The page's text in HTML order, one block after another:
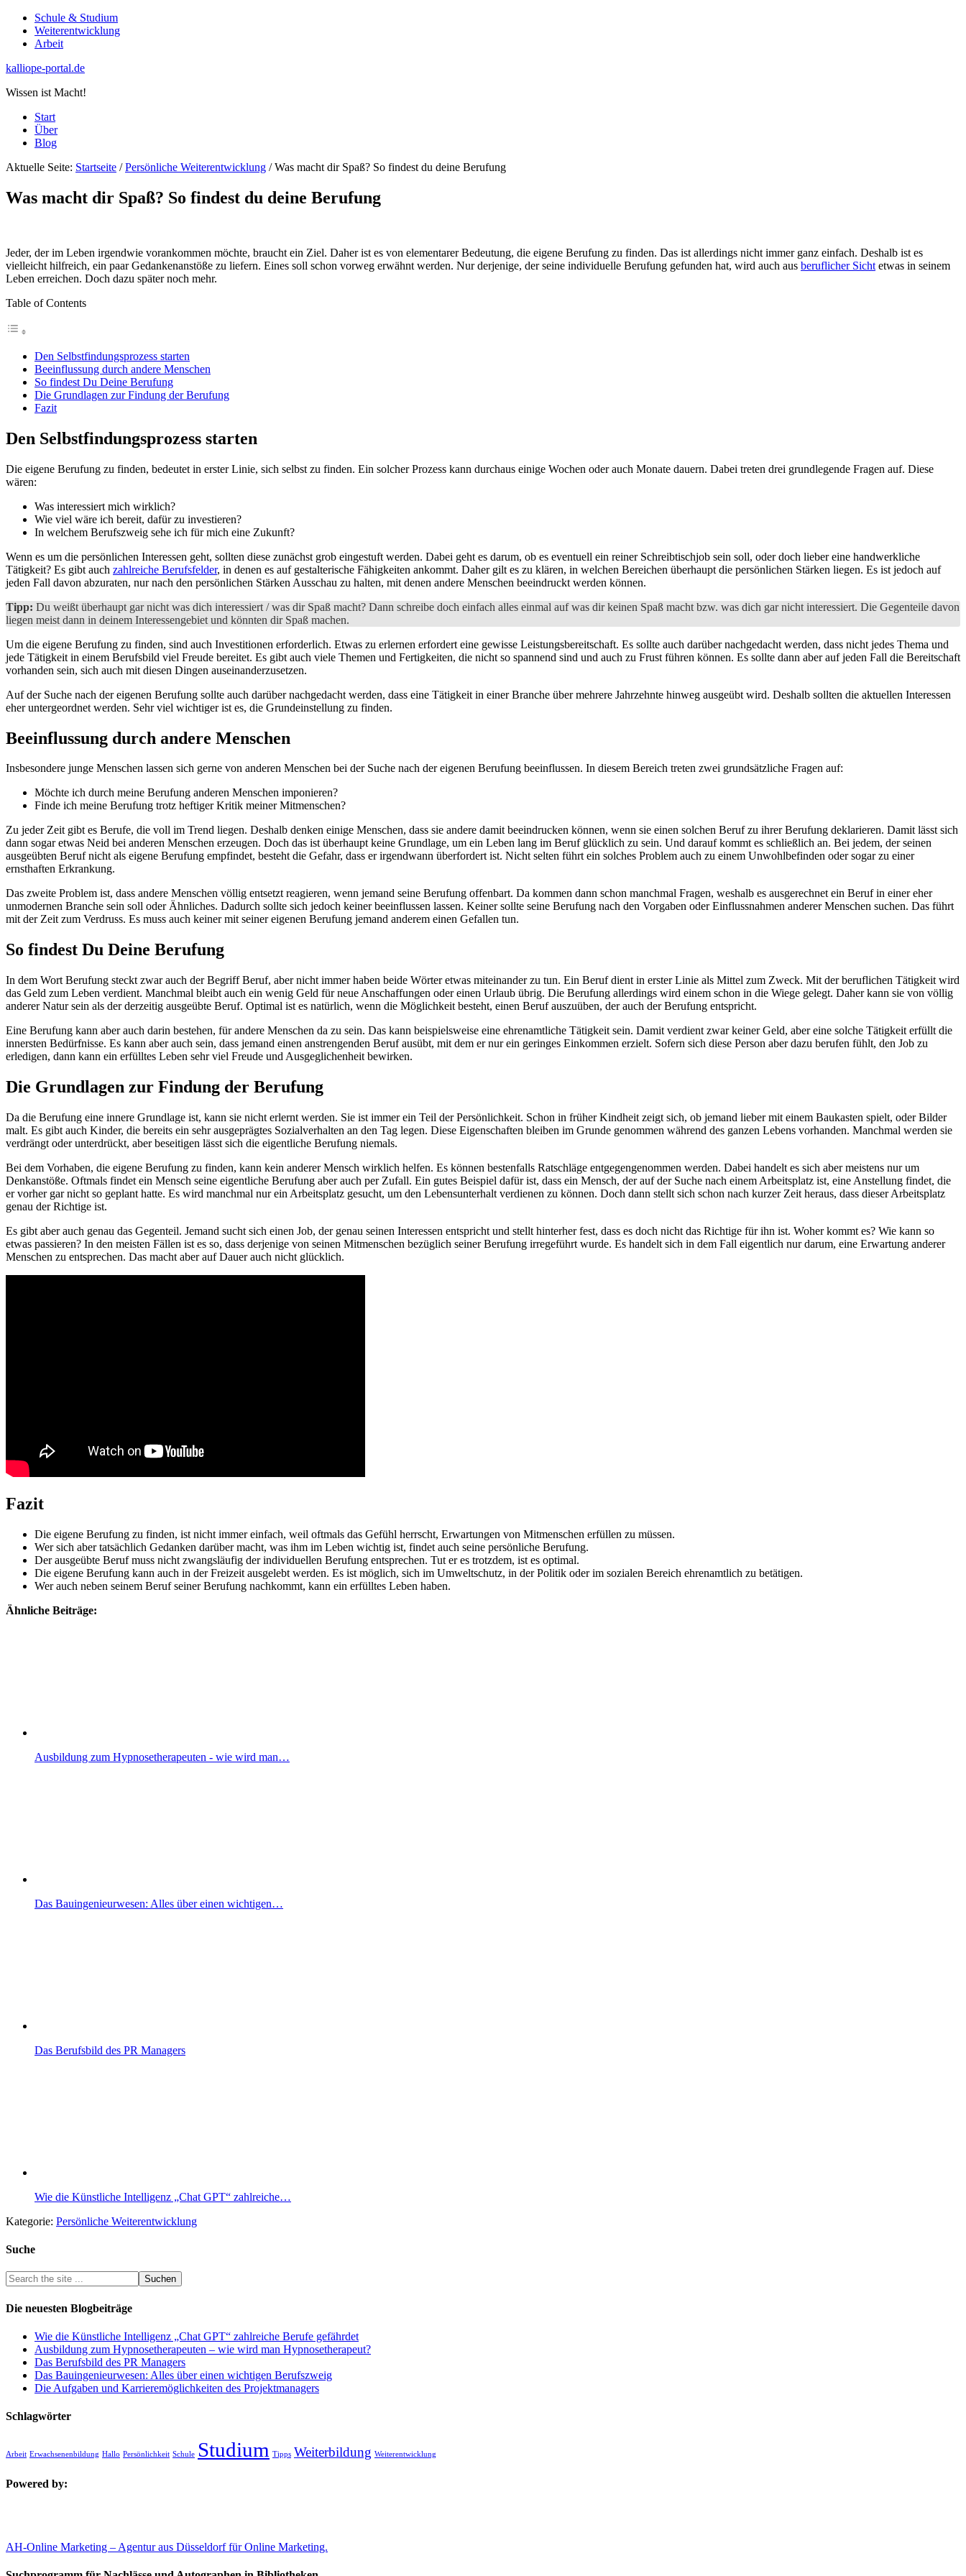
Schule & Studium
Weiterentwicklung
Arbeit
kalliope-portal.de
Wissen ist Macht!
Start
Über
Blog
Aktuelle Seite: Startseite / Persönliche Weiterentwicklung /Was macht dir Spaß? So findest du deine Berufung
Was macht dir Spaß? So findest du deine Berufung
Jeder, der im Leben irgendwie vorankommen möchte, braucht ein Ziel. Daher ist es von elementarer Bedeutung, die eigene Berufung zu finden. Das ist allerdings nicht immer ganz einfach. Deshalb ist es
vielleicht hilfreich, ein paar Gedankenanstöße zu liefern. Eines soll schon vorweg erwähnt werden. Nur derjenige, der seine individuelle Berufung gefunden hat, wird auch aus beruflicher Sicht etwas in seinem
Leben erreichen. Doch dazu später noch mehr.
Table of Contents
Den Selbstfindungsprozess starten
Beeinflussung durch andere Menschen
So findest Du Deine Berufung
Die Grundlagen zur Findung der Berufung
Fazit
Den Selbstfindungsprozess starten
Die eigene Berufung zu finden, bedeutet in erster Linie, sich selbst zu finden. Ein solcher Prozess kann durchaus einige Wochen oder auch Monate dauern. Dabei treten drei grundlegende Fragen auf. Diese
wären:
Was interessiert mich wirklich?
Wie viel wäre ich bereit, dafür zu investieren?
In welchem Berufszweig sehe ich für mich eine Zukunft?
Wenn es um die persönlichen Interessen geht, sollten diese zunächst grob eingestuft werden. Dabei geht es darum, ob es eventuell ein reiner Schreibtischjob sein soll, oder doch lieber eine handwerkliche
Tätigkeit? Es gibt auch zahlreiche Berufsfelder, in denen es auf gestalterische Fähigkeiten ankommt. Daher gilt es zu klären, in welchen Bereichen überhaupt die persönlichen Stärken liegen. Es ist jedoch auf
jeden Fall davon abzuraten, nur nach den persönlichen Stärken Ausschau zu halten, mit denen andere Menschen beeindruckt werden können.
Tipp: Du weißt überhaupt gar nicht was dich interessiert / was dir Spaß macht? Dann schreibe doch einfach alles einmal auf was dir keinen Spaß macht bzw. was dich gar nicht interessiert. Die Gegenteile davon
liegen meist dann in deinem Interessengebiet und könnten dir Spaß machen.
Um die eigene Berufung zu finden, sind auch Investitionen erforderlich. Etwas zu erlernen erfordert eine gewisse Leistungsbereitschaft. Es sollte auch darüber nachgedacht werden, dass nicht jedes Thema und
jede Tätigkeit in einem Berufsbild viel Freude bereitet. Es gibt auch viele Themen und Fertigkeiten, die nicht so spannend sind und auch zu Frust führen können. Es sollte dann aber auf jeden Fall die Bereitschaft
vorhanden sein, sich auch mit diesen Dingen auseinanderzusetzen.
Auf der Suche nach der eigenen Berufung sollte auch darüber nachgedacht werden, dass eine Tätigkeit in einer Branche über mehrere Jahrzehnte hinweg ausgeübt wird. Deshalb sollten die aktuellen Interessen
eher untergeordnet werden. Sehr viel wichtiger ist es, die Grundeinstellung zu finden.
Beeinflussung durch andere Menschen
Insbesondere junge Menschen lassen sich gerne von anderen Menschen bei der Suche nach der eigenen Berufung beeinflussen. In diesem Bereich treten zwei grundsätzliche Fragen auf:
Möchte ich durch meine Berufung anderen Menschen imponieren?
Finde ich meine Berufung trotz heftiger Kritik meiner Mitmenschen?
Zu jeder Zeit gibt es Berufe, die voll im Trend liegen. Deshalb denken einige Menschen, dass sie andere damit beeindrucken können, wenn sie einen solchen Beruf zu ihrer Berufung deklarieren. Damit lässt sich
dann sogar etwas Neid bei anderen Menschen erzeugen. Doch das ist überhaupt keine Grundlage, um ein Leben lang im Beruf glücklich zu sein. Und darauf kommt es schließlich an. Bei jedem, der seinen
ausgeübten Beruf nicht als eigene Berufung empfindet, besteht die Gefahr, dass er irgendwann überfordert ist. Nicht selten führt ein solches Problem auch zu einem Unwohlbefinden oder sogar zu einer
ernsthaften Erkrankung.
Das zweite Problem ist, dass andere Menschen völlig entsetzt reagieren, wenn jemand seine Berufung offenbart. Da kommen dann schon manchmal Fragen, weshalb es ausgerechnet ein Beruf in einer eher
unmodernen Branche sein soll oder Ähnliches. Dadurch sollte sich jedoch keiner beeinflussen lassen. Keiner sollte seine Berufung nach den Vorgaben oder Einflussnahmen anderer Menschen suchen. Das führt
mit der Zeit zum Verdruss. Es muss auch keiner mit seiner eigenen Berufung jemand anderem einen Gefallen tun.
So findest Du Deine Berufung
In dem Wort Berufung steckt zwar auch der Begriff Beruf, aber nicht immer haben beide Wörter etwas miteinander zu tun. Ein Beruf dient in erster Linie als Mittel zum Zweck. Mit der beruflichen Tätigkeit wird
das Geld zum Leben verdient. Manchmal bleibt auch ein wenig Geld für neue Anschaffungen oder einen Urlaub übrig. Die Berufung allerdings wird einem schon in die Wiege gelegt. Daher kann sie von völlig
anderer Natur sein als der derzeitig ausgeübte Beruf. Optimal ist es natürlich, wenn die Möglichkeit besteht, einen Beruf auszuüben, der auch der Berufung entspricht.
Eine Berufung kann aber auch darin bestehen, für andere Menschen da zu sein. Das kann beispielsweise eine ehrenamtliche Tätigkeit sein. Damit verdient zwar keiner Geld, aber eine solche Tätigkeit erfüllt die
innersten Bedürfnisse. Es kann aber auch sein, dass jemand einen anstrengenden Beruf ausübt, mit dem er nur ein geringes Einkommen erzielt. Sofern sich diese Person aber dazu berufen fühlt, den Job zu
erledigen, dann kann ein erfülltes Leben sehr viel Freude und Ausgeglichenheit bewirken.
Die Grundlagen zur Findung der Berufung
Da die Berufung eine innere Grundlage ist, kann sie nicht erlernt werden. Sie ist immer ein Teil der Persönlichkeit. Schon in früher Kindheit zeigt sich, ob jemand lieber mit einem Baukasten spielt, oder Bilder
malt. Es gibt auch Kinder, die bereits ein sehr ausgeprägtes Sozialverhalten an den Tag legen. Diese Eigenschaften bleiben im Grunde genommen während des ganzen Lebens vorhanden. Manchmal werden sie
verdrängt oder unterdrückt, aber beseitigen lässt sich die eigentliche Berufung niemals.
Bei dem Vorhaben, die eigene Berufung zu finden, kann kein anderer Mensch wirklich helfen. Es können bestenfalls Ratschläge entgegengenommen werden. Dabei handelt es sich aber meistens nur um
Denkanstöße. Oftmals findet ein Mensch seine eigentliche Berufung aber auch per Zufall. Ein gutes Beispiel dafür ist, dass ein Mensch, der auf der Suche nach einem Arbeitsplatz ist, eine Anstellung findet, die
er vorher gar nicht so geplant hatte. Es wird manchmal nur ein Arbeitsplatz gesucht, um den Lebensunterhalt verdienen zu können. Doch dann stellt sich schon nach kurzer Zeit heraus, dass dieser Arbeitsplatz
genau der Richtige ist.
Es gibt aber auch genau das Gegenteil. Jemand sucht sich einen Job, der genau seinen Interessen entspricht und stellt hinterher fest, dass es doch nicht das Richtige für ihn ist. Woher kommt es? Wie kann so
etwas passieren? In den meisten Fällen ist es so, dass derjenige von seinen Mitmenschen bezüglich seiner Berufung irregeführt wurde. Es handelt sich in dem Fall eigentlich nur darum, eine Erwartung anderer
Menschen zu entsprechen. Das macht aber auf Dauer auch nicht glücklich.
Fazit
Die eigene Berufung zu finden, ist nicht immer einfach, weil oftmals das Gefühl herrscht, Erwartungen von Mitmenschen erfüllen zu müssen.
Wer sich aber tatsächlich Gedanken darüber macht, was ihm im Leben wichtig ist, findet auch seine persönliche Berufung.
Der ausgeübte Beruf muss nicht zwangsläufig der individuellen Berufung entsprechen. Tut er es trotzdem, ist es optimal.
Die eigene Berufung kann auch in der Freizeit ausgelebt werden. Es ist möglich, sich im Umweltschutz, in der Politik oder im sozialen Bereich ehrenamtlich zu betätigen.
Wer auch neben seinem Beruf seiner Berufung nachkommt, kann ein erfülltes Leben haben.
Ähnliche Beiträge:
Ausbildung zum Hypnosetherapeuten - wie wird man…
Das Bauingenieurwesen: Alles über einen wichtigen…
Das Berufsbild des PR Managers
Wie die Künstliche Intelligenz „Chat GPT“ zahlreiche…
Kategorie: Persönliche Weiterentwicklung
Suche
Die neuesten Blogbeiträge
Wie die Künstliche Intelligenz „Chat GPT“ zahlreiche Berufe gefährdet
Ausbildung zum Hypnosetherapeuten – wie wird man Hypnosetherapeut?
Das Berufsbild des PR Managers
Das Bauingenieurwesen: Alles über einen wichtigen Berufszweig
Die Aufgaben und Karrieremöglichkeiten des Projektmanagers
Schlagwörter
Arbeit Erwachsenenbildung Hallo Persönlichkeit Schule Studium Tipps Weiterbildung Weiterentwicklung
Powered by:
AH-Online Marketing – Agentur aus Düsseldorf für Online Marketing.